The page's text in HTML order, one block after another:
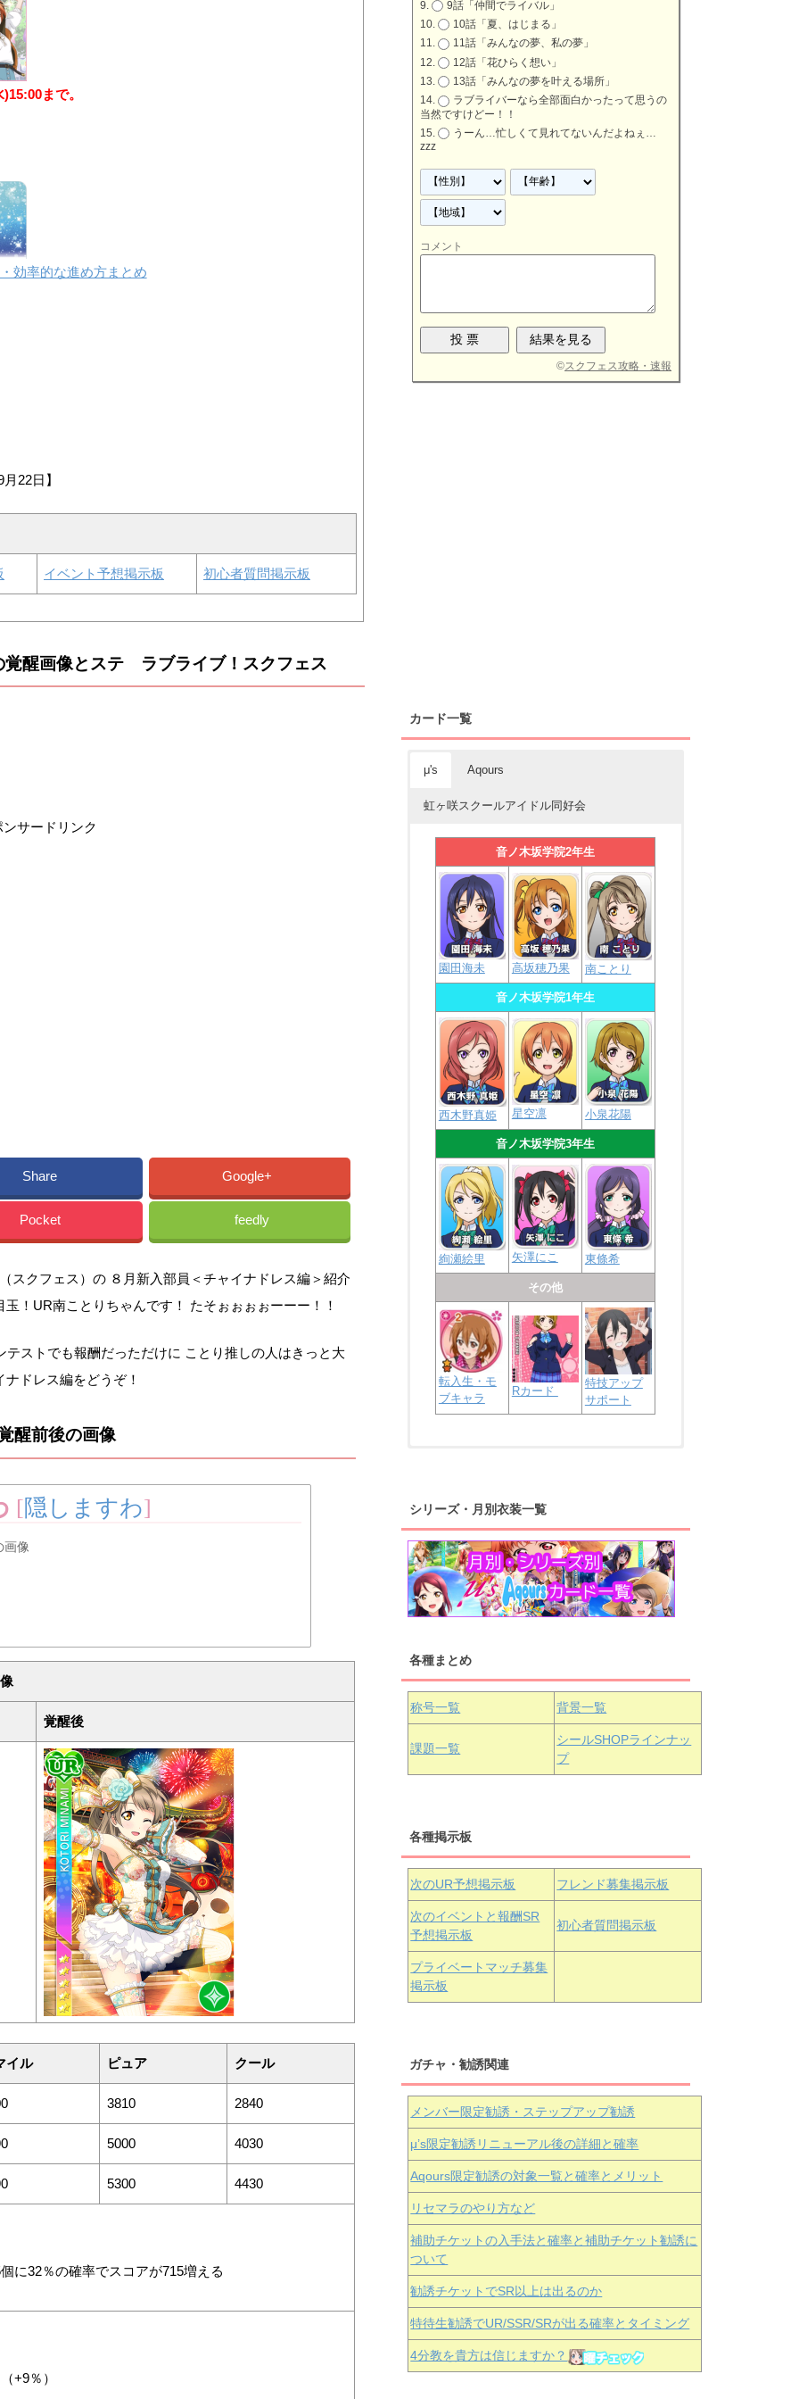
まで。
効率的な進め方まとめ
月22日】
イベント予想掲示板 初心者質問掲示板
覚醒画像とステ ラブライブ！スクフェス
ンサードリンク
Share Google+
Pocket feedly
スクフェス）の ８月新入部員＜チャイナドレス編＞紹介
！UR南ことりちゃんです！ たそぉぉぉぉーーー！！
テストでも報酬だっただけに ことり推しの人はきっと大
ドレス編をどうぞ！
醒前後の画像
[隠しますわ]
画像
覚醒後
イル ピュア クール
3810 2840
5000 4030
5300 4430
に32％の確率でスコアが715増える
+9％）
9話「仲間でライバル」
10話「夏、はじまる」
11話「みんなの夢、私の夢」
12話「花ひらく想い」
13話「みんなの夢を叶える場所」
ラブライバーなら全部面白かったって思うの
当然ですけどー！！
うーん…忙しくて見れてないんだよねぇ…
zzz
コメント
©スクフェス攻略・速報
カード一覧
μ's Aqours
虹ヶ咲スクールアイドル同好会
音ノ木坂学院2年生
園田海未 高坂穂乃果 南ことり
音ノ木坂学院1年生
西木野真姫 星空凛 小泉花陽
音ノ木坂学院3年生
絢瀬絵里 矢澤にこ 東條希
その他
転入生・モ
ブキャラ
Rカード
特技アップ
サポート
桜内梨子 高海千歌 渡辺曜
浦の星女学院1年生
津島善子 黒澤ルビィ 国木田花丸
浦の星女学院3年生
黒澤ダイヤ
上原歩夢 宮下愛 優木せつ菜
虹ヶ咲学園1年生
中須かすみ 天王寺璃奈 桜坂しずく
近江彼方
エマ・ヴェ
シリーズ・月別衣装一覧
各種まとめ
称号一覧 背景一覧
課題一覧
シールSHOPラインナッ
プ
各種掲示板
次のUR予想掲示板 フレンド募集掲示板
次のイベントと報酬SR
予想掲示板
初心者質問掲示板
プライベートマッチ募集
掲示板
ガチャ・勧誘関連
メンバー限定勧誘・ステップアップ勧誘
μ’s限定勧誘リニューアル後の詳細と確率
Aqours限定勧誘の対象一覧と確率とメリット
リセマラのやり方など
補助チケットの入手法と確率と補助チケット勧誘に
ついて
勧誘チケットでSR以上は出るのか
特待生勧誘でUR/SSR/SRが出る確率とタイミング
4分教を貴方は信じますか？